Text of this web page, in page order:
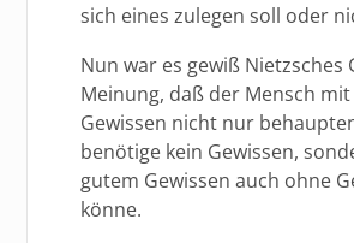
sich eines zulegen soll oder
Nun war es gewiß Nietzsches
Meinung, daß der Mensch
Gewissen nicht nur
benötige kein Gewissen,
gutem Gewissen auch ohne
könne.